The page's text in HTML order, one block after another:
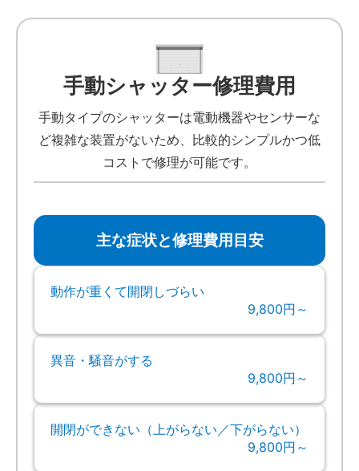
手動シャッター修理費用
手動タイプのシャッターは電動機器やセンサーな
ど複雑な装置がないため、比較的シンプルかつ低
コストで修理が可能です。
主な症状と修理費用目安
動作が重くて開閉しづらい
9,800円～
異音・騒音がする
9,800円～
開閉ができない（上がらない／下がらない）
9,800円～